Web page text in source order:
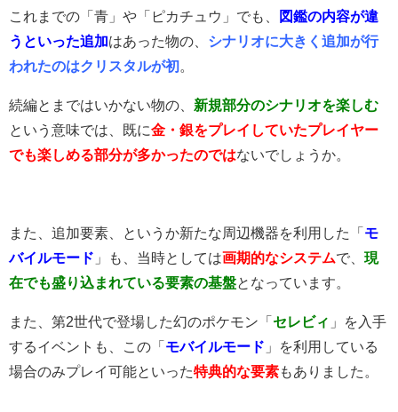
これまでの「青」や「ピカチュウ」でも、
図鑑の内容が違
うといった追加はあった物の、 シナリオに大きく追加が行
われたのはクリスタルが初
続編とまではいかない物の、 新規部分のシナリオを楽しむ
という意味では、既に金・銀をプレイしていたプレイヤー
でも楽しめる部分が多かったのではないでしょうか。
また、追加要素、というか新たな周辺機器を利用した「 モ
バイルモード 」も、当時としては画期的なシステムで、 現
在でも盛り込まれている要素の基盤となっています。
また、第2世代で登場した幻のポケモン「 セレビィ 」を入手
するイベントも、この「 モバイルモード 」を利用している
場合のみプレイ可能といった特典的な要素もありました。